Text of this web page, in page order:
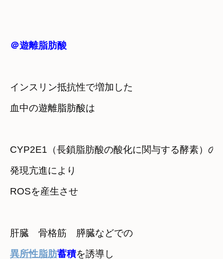
＠遊離脂肪酸
インスリン抵抗性で増加した
血中の遊離脂肪酸
CYP2E1（長鎖脂肪酸の酸化に関与する酵素）の
発現亢進により
ROSを産生させ
異所性脂肪蓄積を誘導し